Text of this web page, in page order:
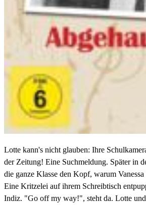
Lotte kann's nicht glauben: Ihre
der Zeitung! Eine Suchmeldung. Später in
die ganze Klasse den Kopf, warum
Eine Kritzelei auf ihrem Schreibtisch
Indiz. "Go off my way!", steht da. Lotte